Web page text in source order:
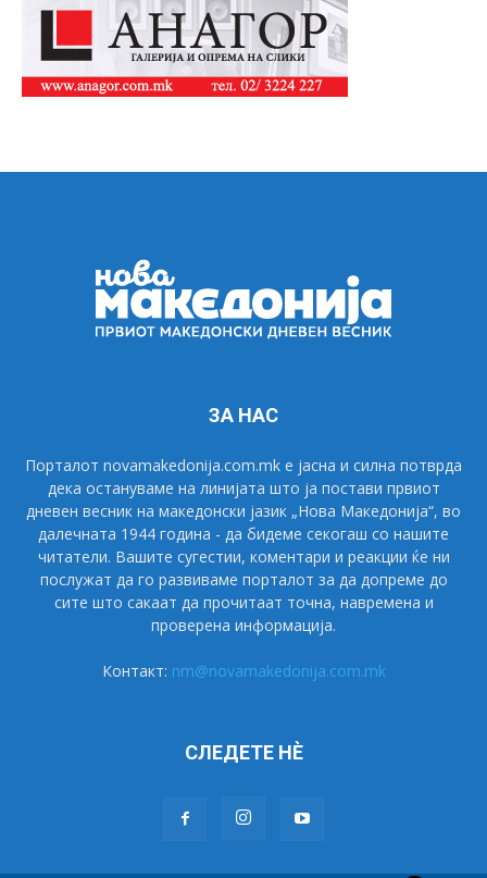
ЗА НАС
Порталот novamakedonija.com.mk е јасна и силна потврда
дека остануваме на линијата што ја постави првиот
дневен весник на македонски јазик „Нова Македонија“, во
далечната 1944 година - да бидеме секогаш со нашите
читатели. Вашите сугестии, коментари и реакции ќе ни
послужат да го развиваме порталот за да допреме до
сите што сакаат да прочитаат точна, навремена и
проверена информација.
Контакт: nm@novamakedonija.com.mk
СЛЕДЕТЕ НÈ